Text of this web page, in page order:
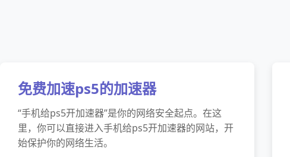
免费加速ps5的加速器
“手机给ps5开加速器”是你的网络安全起点。在这
里，你可以直接进入手机给ps5开加速器的网站，开
始保护你的网络生活。